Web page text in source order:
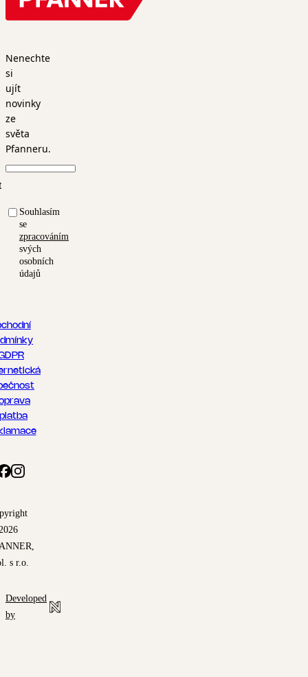
Nenechte
si
ujít
novinky
ze
světa
Pfanneru.
Souhlasím
se
zpracováním
svých
osobních
údajů
s r.o.
Developed
by